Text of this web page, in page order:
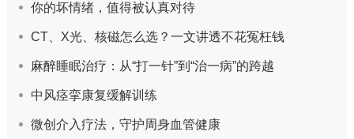
你的坏情绪，值得被认真对待
CT、X光、核磁怎么选？一文讲透不花冤枉钱
麻醉睡眠治疗：从“打一针”到“治一病”的跨越
中风痉挛康复缓解训练
微创介入疗法，守护周身血管健康